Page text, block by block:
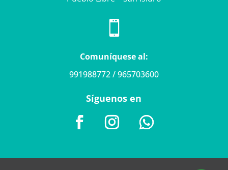

Comuníquese al:
991988772 / 965703600
Síguenos en